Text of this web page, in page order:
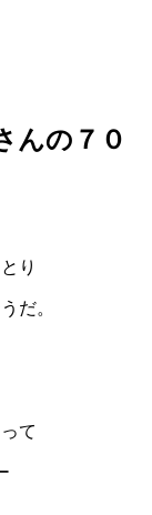
の７０
り
だ。
て